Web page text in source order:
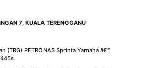
7, KUALA TERENGGANU
(TRG) PETRONAS Sprinta Yamaha â€“